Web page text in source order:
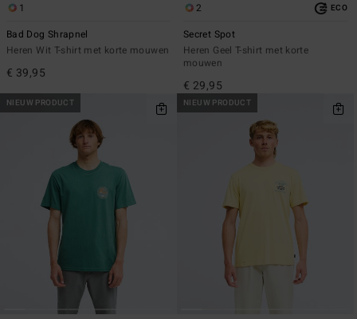
1
Bad Dog Shrapnel
Heren Wit T-shirt met korte mouwen
€ 39,95
2 ECO
Secret Spot
Heren Geel T-shirt met korte
mouwen
€ 29,95
NIEUW PRODUCT NIEUW PRODUCT